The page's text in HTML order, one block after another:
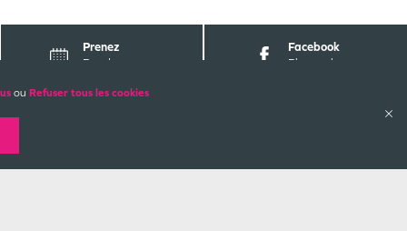
ou Refuser tous les cookies
Prenez
Rendez-vous
Facebook
Pharmabest